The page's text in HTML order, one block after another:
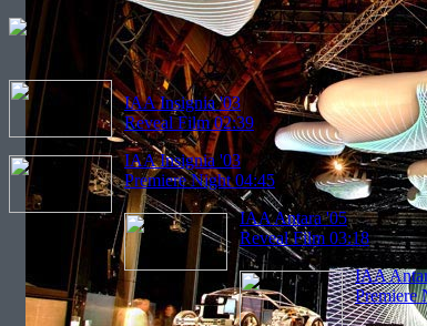
IAA Insignia '03
Reveal Film 02:39
IAA Insignia '03
Premiere Night 04:45
IAA Antara '05
Reveal Film 03:18
IAA
Premiere